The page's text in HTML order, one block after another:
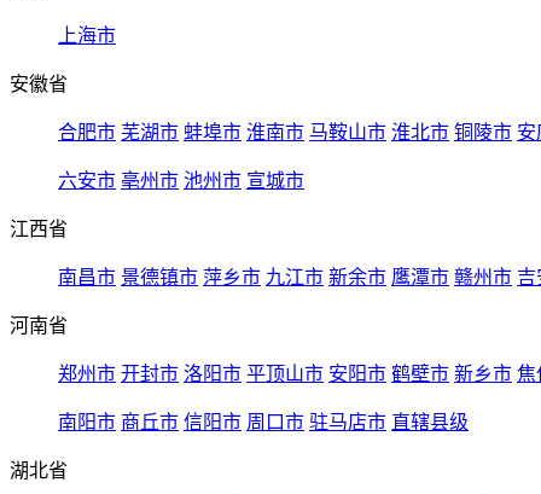
上海市
安徽省
合肥市 芜湖市 蚌埠市 淮南市 马鞍山市 淮北市 铜陵市 安
六安市 亳州市 池州市 宣城市
江西省
南昌市 景德镇市 萍乡市 九江市 新余市 鹰潭市 赣州市 吉
河南省
郑州市 开封市 洛阳市 平顶山市 安阳市 鹤壁市 新乡市 焦
南阳市 商丘市 信阳市 周口市 驻马店市 直辖县级
湖北省